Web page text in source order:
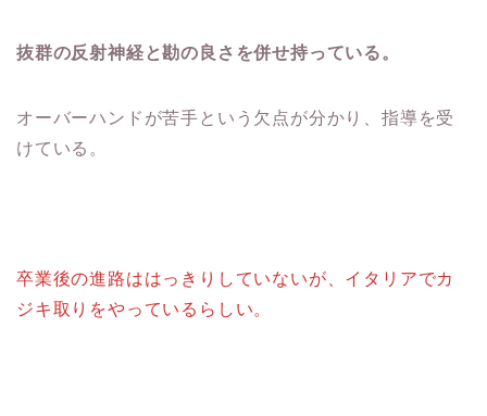
抜群の反射神経と勘の良さを併せ持っている。
オーバーハンドが苦手という欠点が分かり、指導を受
けている。
卒業後の進路ははっきりしていないが、イタリアでカ
ジキ取りをやっているらしい。